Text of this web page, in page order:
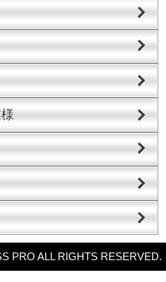
PRO ALL RIGHTS RESERVED.